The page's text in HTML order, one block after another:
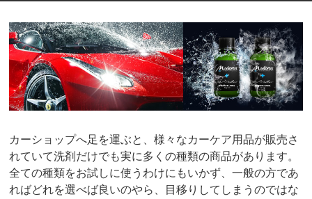
カーショップへ足を運ぶと、様々なカーケア用品が販売さ
れていて洗剤だけでも実に多くの種類の商品があります。
全ての種類をお試しに使うわけにもいかず、一般の方であ
ればどれを選べば良いのやら、目移りしてしまうのではな